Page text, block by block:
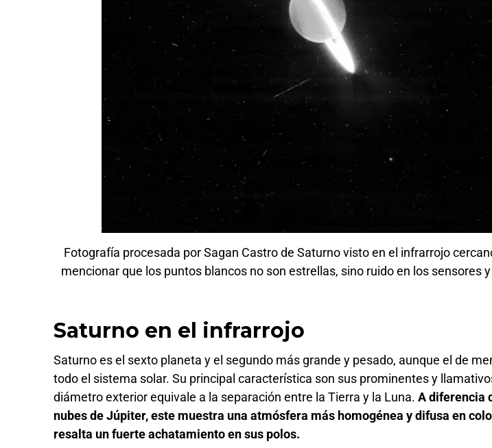
Fotografía procesada por Sagan Castro de Saturno visto en el infrarrojo
mencionar que los puntos blancos no son estrellas, sino ruido en los sensores
Saturno en el infrarrojo
Saturno es el sexto planeta y el segundo más grande y pesado, aunque el de
todo el sistema solar. Su principal característica son sus prominentes y
diámetro exterior equivale a la separación entre la Tierra y la Luna.A diferencia
nubes de Júpiter, este muestra una atmósfera más homogénea y difusa en
resalta un fuerte achatamiento en sus polos.